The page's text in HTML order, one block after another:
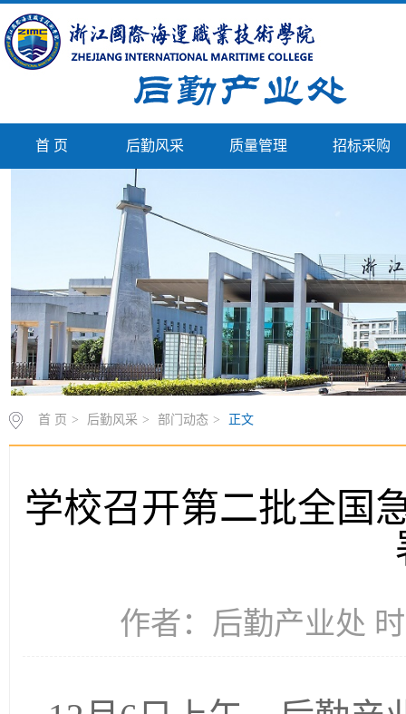
首 页 后勤风采 质量管理 招标采购
首 页 > 后勤风采 > 部门动态 > 正文
学校召开第二批全国
作者：后勤产业处